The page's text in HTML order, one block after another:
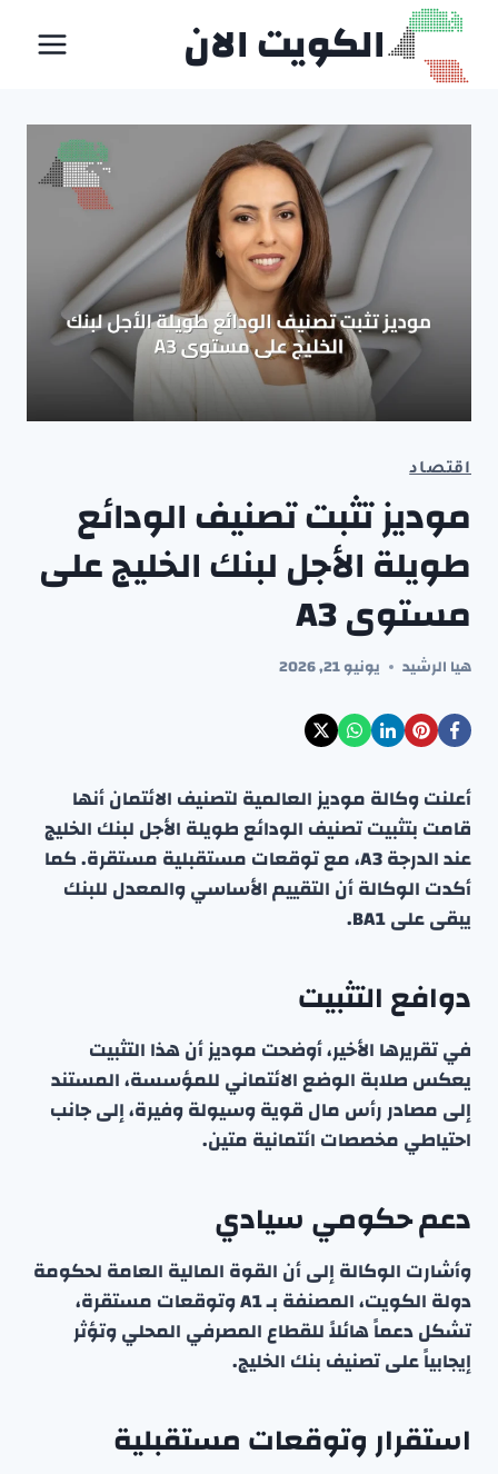
التجاوز
المحتوى
الكويت الان
اقتصاد
موديز تثبت تصنيف الودائع
طويلة الأجل لبنك الخليج على
مستوى A3
هيا الرشيد يونيو 21, 2026
أعلنت وكالة موديز العالمية لتصنيف الائتمان أنها
قامت بتثبيت تصنيف الودائع طويلة الأجل لبنك الخليج
عند الدرجة A3، مع توقعات مستقبلية مستقرة. كما
أكدت الوكالة أن التقييم الأساسي والمعدل للبنك
يبقى على BA1.
دوافع التثبيت
في تقريرها الأخير، أوضحت موديز أن هذا التثبيت
يعكس صلابة الوضع الائتماني للمؤسسة، المستند
إلى مصادر رأس مال قوية وسيولة وفيرة، إلى جانب
احتياطي مخصصات ائتمانية متين.
دعم حكومي سيادي
وأشارت الوكالة إلى أن القوة المالية العامة لحكومة
دولة الكويت، المصنفة بـ A1 وتوقعات مستقرة،
تشكل دعماً هائلاً للقطاع المصرفي المحلي وتؤثر
إيجابياً على تصنيف بنك الخليج.
استقرار وتوقعات مستقبلية